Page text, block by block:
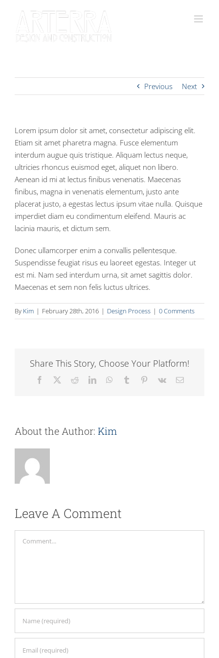
content
Previous Next
Lorem ipsum dolor sit amet, consectetur adipiscing elit.
Etiam sit amet pharetra magna. Fusce elementum
interdum augue quis tristique. Aliquam lectus neque,
ultricies rhoncus euismod eget, aliquet non libero.
Aenean id mi at lectus finibus venenatis. Maecenas
finibus, magna in venenatis elementum, justo ante
placerat justo, a egestas lectus ipsum vitae nulla. Quisque
imperdiet diam eu condimentum eleifend. Mauris ac
lacinia mauris, et dictum sem.
Donec ullamcorper enim a convallis pellentesque.
Suspendisse feugiat risus eu laoreet egestas. Integer ut
est mi. Nam sed interdum urna, sit amet sagittis dolor.
Maecenas et sem non felis luctus ultrices.
By Kim | February 28th, 2016 | Design Process | 0 Comments
Share This Story, Choose Your Platform!
Facebook RedditLinkedInWhatsApp
Tumblr Pinterest
Vk Email
About the Author: Kim
Leave A Comment